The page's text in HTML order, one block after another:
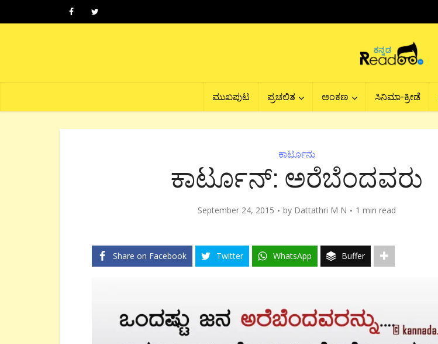
ಮುಖಪುಟ ಪ್ರಚಲಿತ ಅಂಕಣ ಸಿನಿಮಾ-ಕ್ರೀಡೆ
ಕಾರ್ಟೂನು
ಕಾರ್ಟೂನ್: ಅರೆಬೆಂದವರು
September 24, 2015 by Dattathri M N 1 min read
Share on Facebook Twitter WhatsApp Buffer